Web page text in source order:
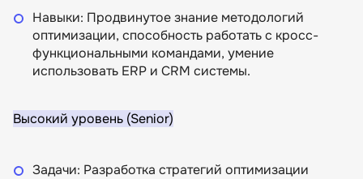
Навыки: Продвинутое знание методологий
оптимизации, способность работать с кросс-
функциональными командами, умение
использовать ERP и CRM системы.
Высокий уровень (Senior)
Задачи: Разработка стратегий оптимизации